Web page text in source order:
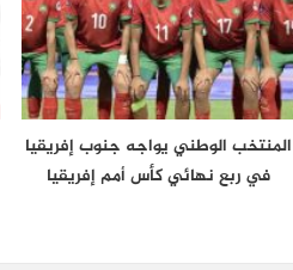
المنتخب الوطني يواجه جنوب إفريقيا
في ربع نهائي كأس أمم إفريقيا